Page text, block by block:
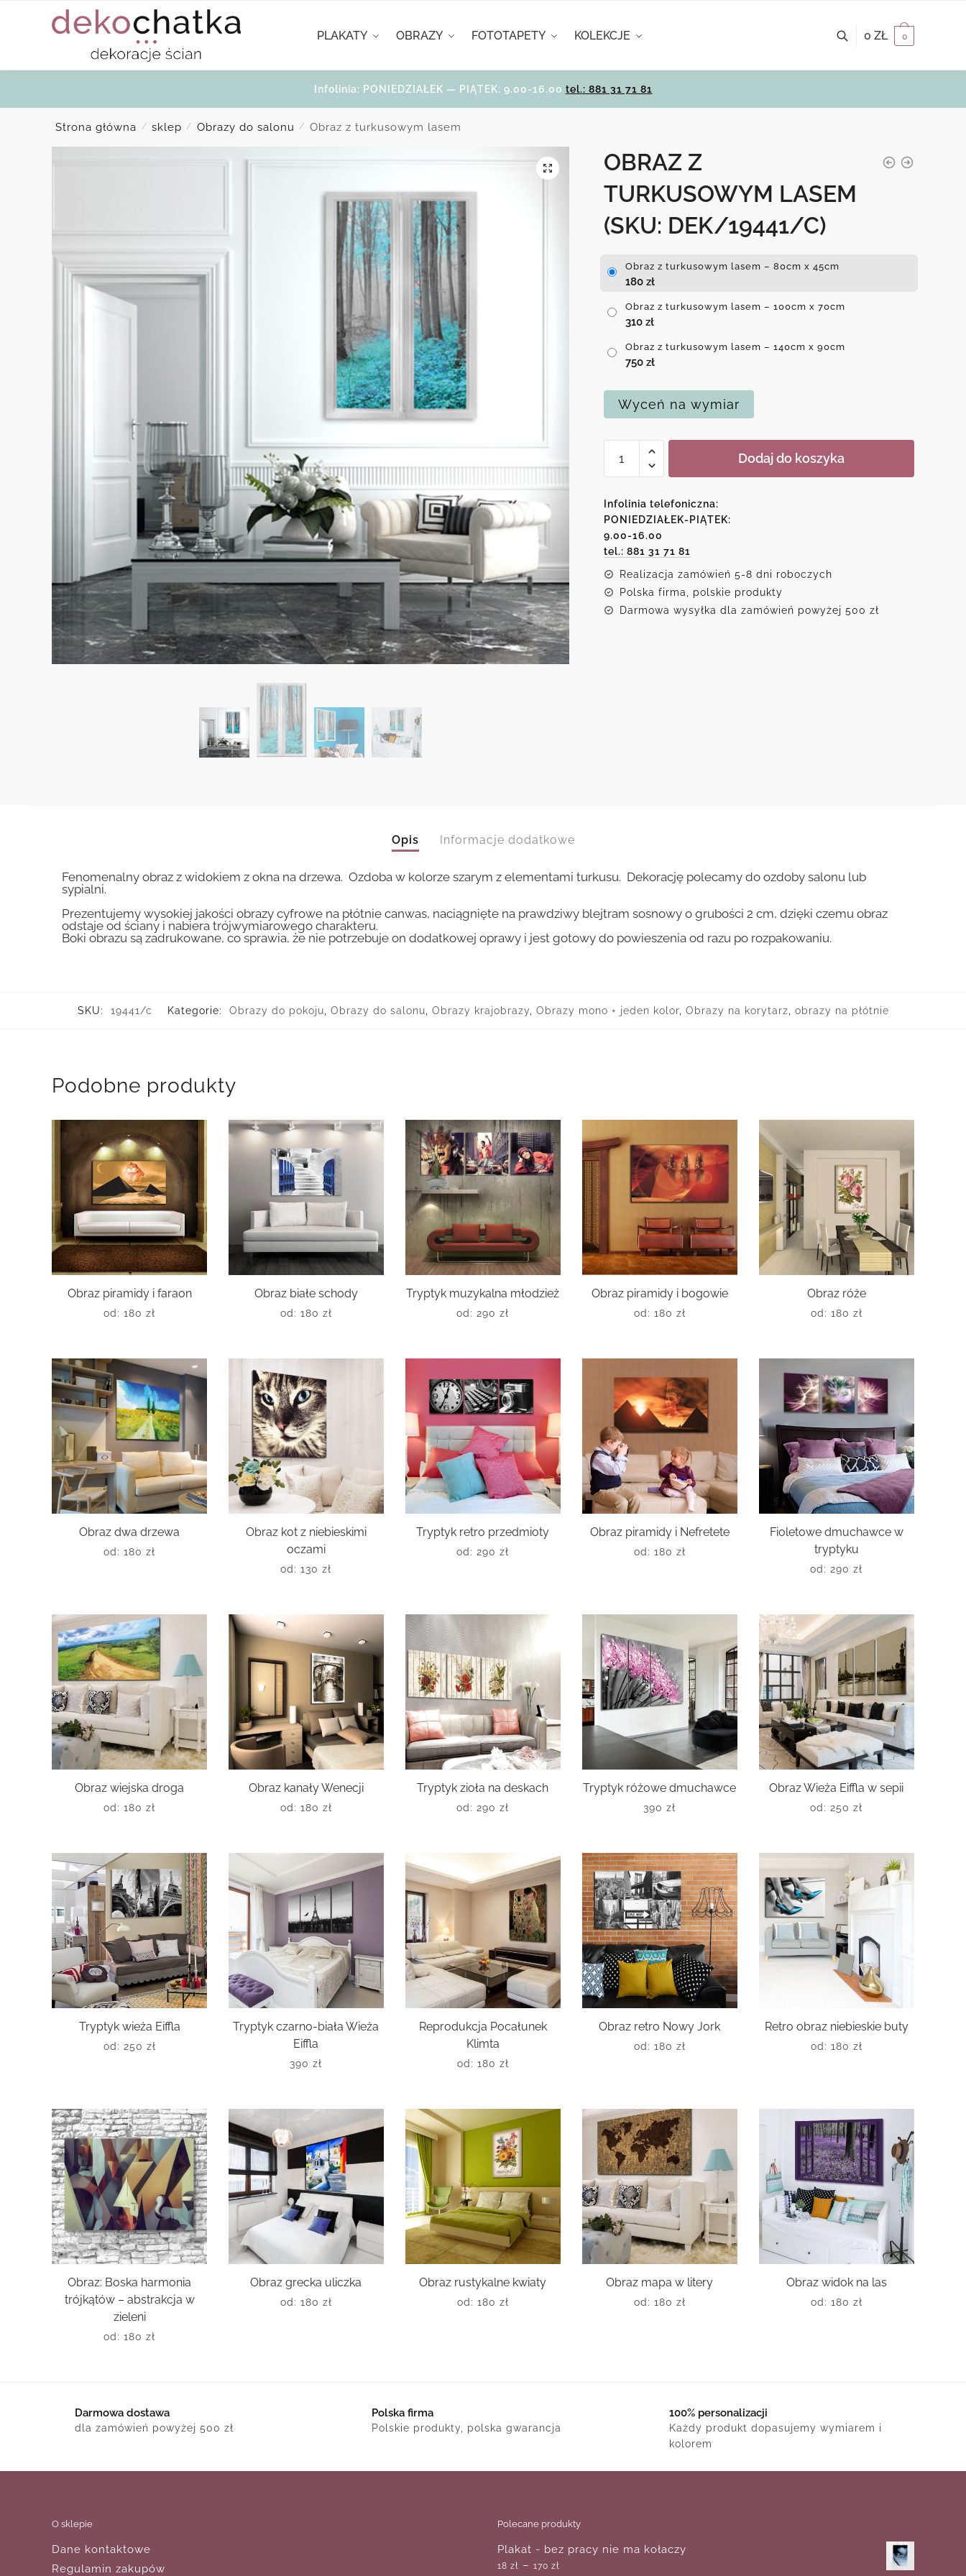
PLAKATY OBRAZY FOTOTAPETY KOLEKCJE 0 ZŁ 0
Infolinia: PONIEDZIAŁEK — PIĄTEK: 9.00-16.00 tel.: 881 31 71 81
Strona główna / sklep / Obrazy do salonu / Obraz z turkusowym lasem
OBRAZ Z
TURKUSOWYM LASEM
(SKU: DEK/19441/C)
Obraz z turkusowym lasem – 80cm x 45cm
180 zł
Obraz z turkusowym lasem – 100cm x 70cm
310 zł
Obraz z turkusowym lasem – 140cm x 90cm
750 zł
Wyceń na wymiar
Obraz
turkusowym
lasem
Dodaj do koszyka
Infolinia telefoniczna:
PONIEDZIAŁEK-PIĄTEK:
9.00-16.00
tel.: 881 31 71 81
Realizacja zamówień 5-8 dni roboczych
Polska firma, polskie produkty
Darmowa wysyłka dla zamówień powyżej 500 zł
Opis Informacje dodatkowe
Fenomenalny obraz z widokiem z okna na drzewa. Ozdoba w kolorze szarym z elementami turkusu. Dekorację polecamy do ozdoby salonu lub
sypialni.
Prezentujemy wysokiej jakości obrazy cyfrowe na płótnie canwas, naciągnięte na prawdziwy blejtram sosnowy o grubości 2 cm, dzięki czemu obraz
odstaje od ściany i nabiera trójwymiarowego charakteru.
Boki obrazu są zadrukowane, co sprawia, że nie potrzebuje on dodatkowej oprawy i jest gotowy do powieszenia od razu po rozpakowaniu.
SKU: 19441/c Kategorie: Obrazy do pokoju, Obrazy do salonu, Obrazy krajobrazy, Obrazy mono + jeden kolor, Obrazy na korytarz, obrazy na płótnie
Podobne produkty
Obraz piramidy i faraon
od: 180 zł
Obraz białe schody
od: 180 zł
Tryptyk muzykalna młodzież
od:290zł
Obraz piramidy i bogowie
od: 180 zł
Obraz róże
od: 180 zł
Obraz dwa drzewa
od: 180 zł
Obraz kot z niebieskimi
oczami
od:130zł
Tryptyk retro przedmioty
od:290zł
Obraz piramidy i Nefretete
od: 180 zł
Fioletowe dmuchawce w
tryptyku
od:290zł
Obraz wiejska droga
od: 180 zł
Obraz kanały Wenecji
od: 180 zł
Tryptyk zioła na deskach
od:290zł
Tryptyk różowe dmuchawce
390zł
Obraz Wieża Eiffla w sepii
od:250zł
Tryptyk wieża Eiffla
od: 250 zł
Tryptyk czarno-biała Wieża
Eiffla
390zł
Reprodukcja Pocałunek
Klimta
od: 180 zł
Obraz retro Nowy Jork
od: 180 zł
Retro obraz niebieskie buty
od: 180 zł
Obraz: Boska harmonia
trójkątów – abstrakcja w
zieleni
od: 180 zł
Obraz grecka uliczka
od: 180 zł
Obraz rustykalne kwiaty
od: 180 zł
Obraz mapa w litery
od: 180 zł
Obraz widok na las
od: 180 zł
Darmowa dostawa
dla zamówień powyżej 500 zł
Polska firma
Polskie produkty, polska gwarancja
100% personalizacji
Każdy produkt dopasujemy wymiarem i
kolorem
O sklepie
Dane kontaktowe
Regulamin zakupów
Polecane produkty
Plakat - bez pracy nie ma kołaczy
18 zł – 170 zł